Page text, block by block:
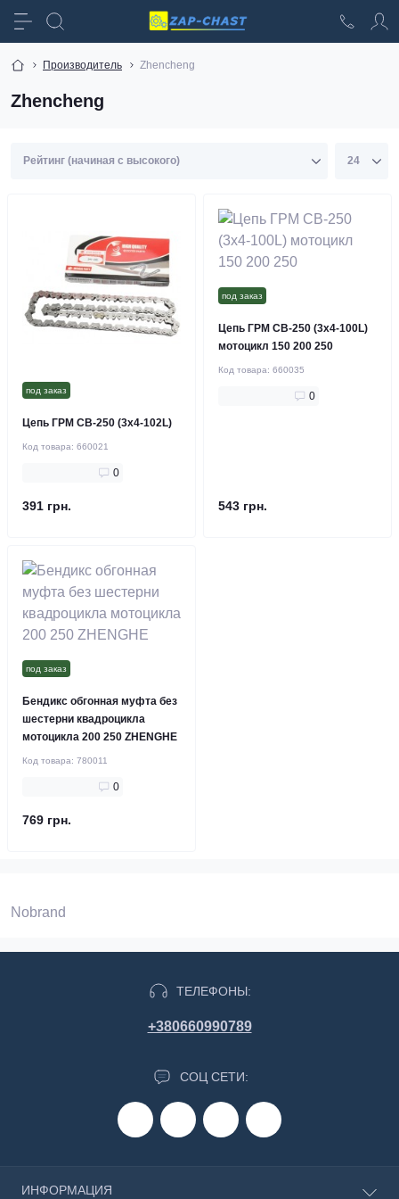
Производитель Zhencheng
Zhencheng
под заказ
Цепь ГРМ CB-250 (3x4-102L)
Код товара: 660021
0
391 грн.
под заказ
Цепь ГРМ CB-250 (3x4-100L)
мотоцикл 150 200 250
Код товара: 660035
0
543 грн.
под заказ
Бендикс обгонная муфта без
шестерни квадроцикла
мотоцикла 200 250 ZHENGHE
Код товара: 780011
0
769 грн.
Nobrand
ТЕЛЕФОНЫ:
+380660990789
СОЦ СЕТИ:
ИНФОРМАЦИЯ